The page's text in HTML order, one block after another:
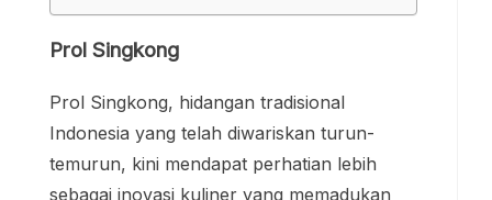
Prol Singkong
Prol Singkong, hidangan tradisional
Indonesia yang telah diwariskan turun-
temurun, kini mendapat perhatian lebih
sebagai inovasi kuliner yang memadukan